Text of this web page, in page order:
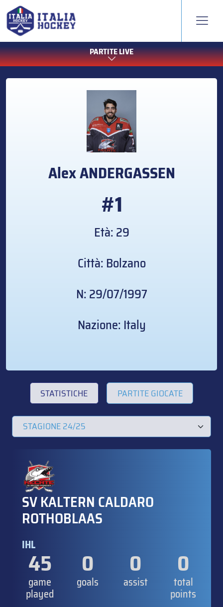
PARTITE LIVE
AlexANDERGASSEN
#1
Età: 29
Città: Bolzano
N: 29/07/1997
Nazione: Italy
STATISTICHE PARTITE GIOCATE
SV KALTERN CALDARO
ROTHOBLAAS
IHL
45
game
played
0
goals
0
assist
0
total
points